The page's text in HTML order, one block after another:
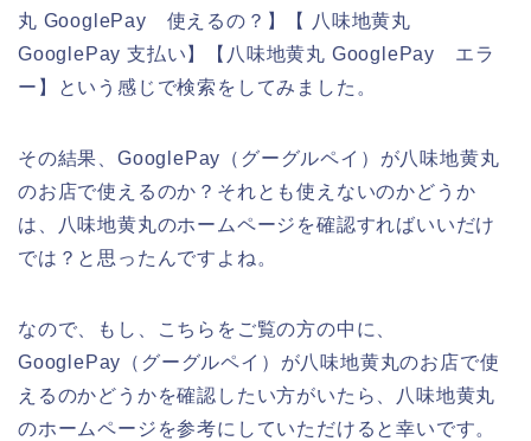
丸 GooglePay 使えるの？】【 八味地黄丸
GooglePay 支払い】【八味地黄丸 GooglePay エラ
ー】という感じで検索をしてみました。
その結果、GooglePay（グーグルペイ）が八味地黄丸
のお店で使えるのか？それとも使えないのかどうか
は、八味地黄丸のホームページを確認すればいいだけ
では？と思ったんですよね。
なので、もし、こちらをご覧の方の中に、
GooglePay（グーグルペイ）が八味地黄丸のお店で使
えるのかどうかを確認したい方がいたら、八味地黄丸
のホームページを参考にしていただけると幸いです。